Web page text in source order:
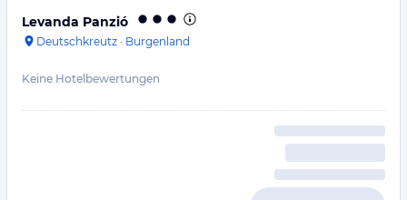
Levanda Panzió
Deutschkreutz · Burgenland
Keine Hotelbewertungen